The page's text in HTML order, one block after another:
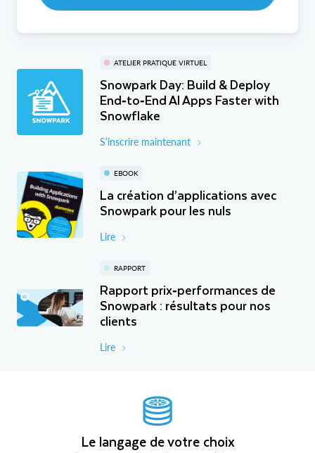
ATELIER PRATIQUE VIRTUEL
Snowpark Day: Build & Deploy
End‑to‑End AI Apps Faster with
Snowflake
S’inscrire maintenant
EBOOK
La création d’applications avec
Snowpark pour les nuls
Lire
RAPPORT
Rapport prix‑performances de
Snowpark : résultats pour nos
clients
Lire
Le langage de votre choix